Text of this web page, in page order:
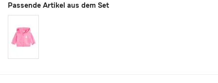
Passende Artikel aus dem Set